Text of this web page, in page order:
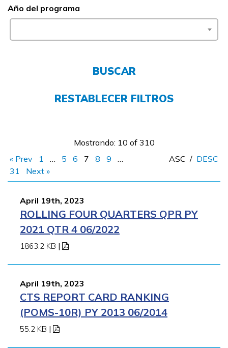
FAQs
Año del programa
BUSCAR
RESTABLECER FILTROS
Mostrando: 10 of 310
« Prev
1 … 5 6 7 8 9
…
31
Next »
ASC / DESC
April 19th, 2023
ROLLING FOUR QUARTERS QPR PY
2021 QTR 4 06/2022
1863.2 KB |
April 19th, 2023
CTS REPORT CARD RANKING
(POMS-10R) PY 2013 06/2014
55.2 KB |